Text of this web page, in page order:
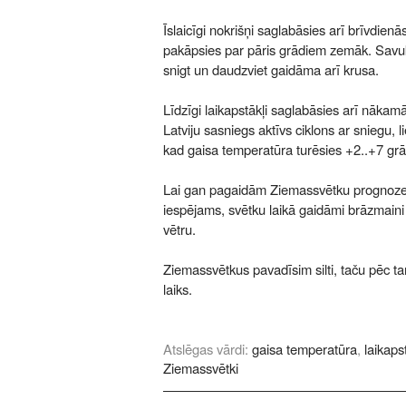
Īslaicīgi nokrišņi saglabāsies arī
pakāpsies par pāris grādiem zemāk.
snigt un daudzviet gaidāma arī krusa.
Līdzīgi laikapstākļi saglabāsies arī
Latviju sasniegs aktīvs ciklons ar sniegu,
kad gaisa temperatūra turēsies +2..+7
Lai gan pagaidām Ziemassvētku
iespējams, svētku laikā gaidāmi
vētru.
Ziemassvētkus pavadīsim silti, taču pēc
laiks.
Atslēgas vārdi: gaisa temperatūra,
Ziemassvētki